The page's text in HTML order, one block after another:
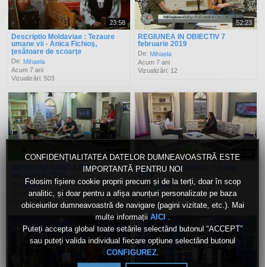
CONFIDENȚIALITATEA DATELOR DUMNEAVOASTRĂ ESTE
IMPORTANTĂ PENTRU NOI
Folosim fișiere cookie proprii precum și de la terți, doar în scop
analitic, și doar pentru a afișa anunțuri personalizate pe baza
obiceiurilor dumneavoastră de navigare (pagini vizitate, etc.). Mai
multe informații AICI
Puteți accepta global toate setările selectând butonul “ACCEPT”
sau puteți valida individual fiecare opțiune selectând butonul
CONFIGUREZ.
23:58
Descriptio Moldaviae : Tezaure
umane vii - Anica Fichioş,
ţesătoare de scoarţe
De: Mihaela
Acum 7 ani
Vizualizări: 503
52:23
REGIUNEA IN OBIECTIV 7
februarie 2019
De: Mihaela
Acum 7 ani
Vizualizări: 12
51:12
IMPREUNA LANGA BRAD 17
Mihaela
Acum 8 ani
Vizualizări: 23
51:50
Regiunea în Obiectiv - 16 mai
De:Mihaela
Acum 8 ani
Vizualizări: 57